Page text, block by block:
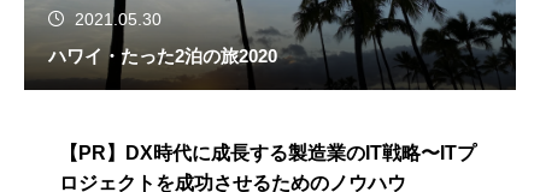
2021.05.30
ハワイ・たった2泊の旅2020
【PR】DX時代に成長する製造業のIT戦略〜ITプ
ロジェクトを成功させるためのノウハウ